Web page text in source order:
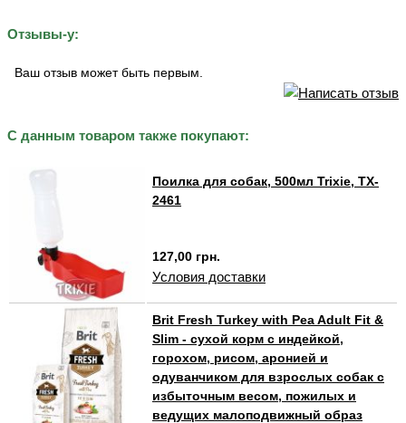
Отзывы-у:
Ваш отзыв может быть первым.
С данным товаром также покупают:
Поилка для собак, 500мл Trixie, TX-
2461
127,00 грн.
Условия доставки
Brit Fresh Turkey with Pea Adult Fit &
Slim - сухой корм с индейкой,
горохом, рисом, аронией и
одуванчиком для взрослых собак с
избыточным весом, пожилых и
ведущих малоподвижный образ